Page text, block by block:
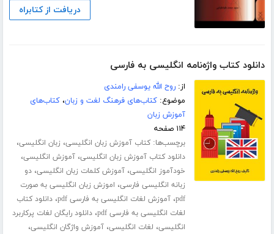
دریافت از کتابراه
دانلود کتاب واژه‌نامه انگلیسی به فارسی
از:روح الله یوسفی رامندی
موضوع:کتاب‌های فرهنگ لغت و زبان،کتاب‌های
آموزش زبان
۱۱۴ صفحه
برچسب‌ها:کتاب آموزش زبان انگلیسی، زبان انگلیسی،
دانلود کتاب آموزش زبان انگلیسی،آموزش انگلیسی،
خودآموز انگلیسی،آموزش کلمات زبان انگلیسی،دو
زبانه انگلیسی فارسی، اموزش زبان انگلیسی به صورت
pdf،آموزش لغات انگلیسی به فارسی pdf ،دانلود کتاب
لغات انگلیسی به فارسی pdf
،دانلود رایگان لغات پرکاربرد
انگلیسی، لغات انگلیسی،آموزش واژگان انگلیسی،